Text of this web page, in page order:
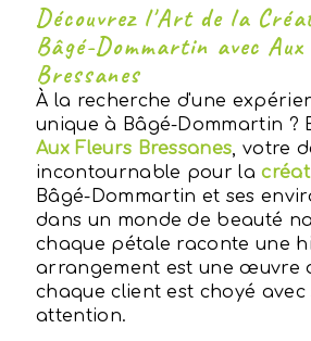
Découvrez l'Art de la
Bâgé-Dommartin avec
Bressanes
À la recherche d'une
unique à Bâgé-Dommartin ?
Aux Fleurs Bressanes, votre
incontournable pour la
Bâgé-Dommartin et ses
dans un monde de beauté
chaque pétale raconte une
arrangement est une œuvre
chaque client est choyé avec
attention.